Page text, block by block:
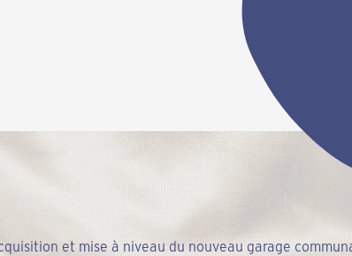
et mise à niveau du nouveau garage